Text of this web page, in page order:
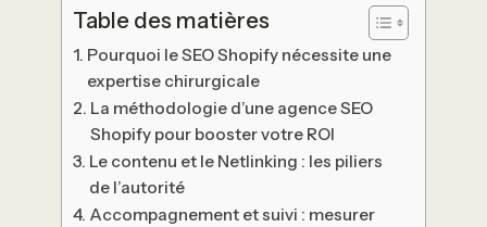
Table des matières
Pourquoi le SEO Shopify nécessite une
expertise chirurgicale
La méthodologie d’une agence SEO
Shopify pour booster votre ROI
Le contenu et le Netlinking : les piliers
de l’autorité
Accompagnement et suivi : mesurer